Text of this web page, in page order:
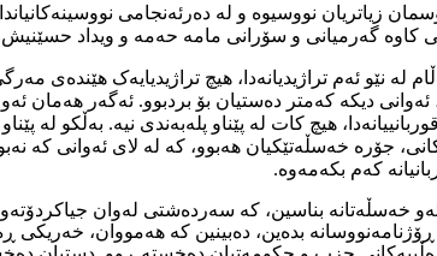
زیاتریان نووسیوە و لە دەرئەنجامی
کاوە گەرمیانی و سۆرانی مامە حەمە و ویداد
لە نێو ئەم تراژیدیانەدا، هیچ تراژیدیایەک
ئەوانی دیکە کەمتر دەستیان بۆ بردبوو. ئەگەر هەمان
هیچ کات لە پێناو پلەبەندی نیە.
جۆرە خەسڵەتێکیان هەبوو، کە لە لای ئەوانی
کەم بکەمەوە.
خەسڵەتانە بناسین، کە سەردەشتی لەوان
بدەین، دەبینین کە هەمووان،